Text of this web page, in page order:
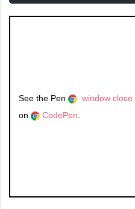
See the Pen window close
on
CodePen